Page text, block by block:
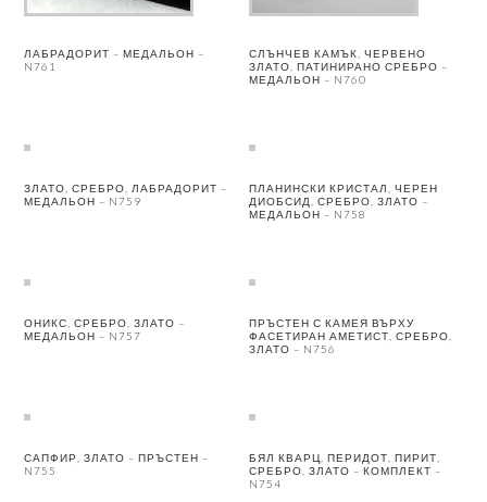
ЛАБРАДОРИТ – МЕДАЛЬОН –
N761
СЛЪНЧЕВ КАМЪК, ЧЕРВЕНО
ЗЛАТО, ПАТИНИРАНО СРЕБРО –
МЕДАЛЬОН – N760
ЗЛАТО, СРЕБРО, ЛАБРАДОРИТ –
МЕДАЛЬОН – N759
ПЛАНИНСКИ КРИСТАЛ, ЧЕРЕН
ДИОБСИД, СРЕБРО, ЗЛАТО –
МЕДАЛЬОН – N758
ОНИКС, СРЕБРО, ЗЛАТО –
МЕДАЛЬОН – N757
ПРЪСТЕН С КАМЕЯ ВЪРХУ
ФАСЕТИРАН АМЕТИСТ, СРЕБРО,
ЗЛАТО – N756
САПФИР, ЗЛАТО – ПРЪСТЕН –
N755
БЯЛ КВАРЦ, ПЕРИДОТ, ПИРИТ,
СРЕБРО, ЗЛАТО – КОМПЛЕКТ –
N754